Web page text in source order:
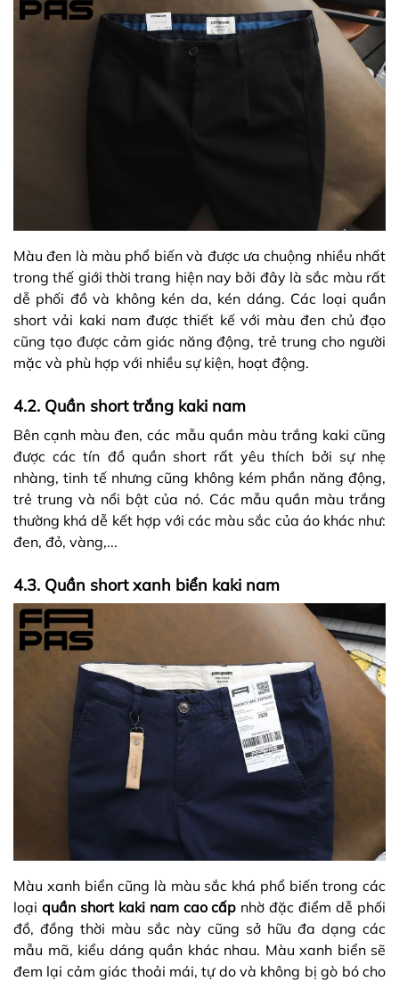
Màu đen là màu phổ biến và được ưa chuộng nhiều nhất
trong thế giới thời trang hiện nay bởi đây là sắc màu rất
dễ phối đồ và không kén da, kén dáng. Các loại quần
short vải kaki nam được thiết kế với màu đen chủ đạo
cũng tạo được cảm giác năng động, trẻ trung cho người
mặc và phù hợp với nhiều sự kiện, hoạt động.
4.2. Quần short trắng kaki nam
Bên cạnh màu đen, các mẫu quần màu trắng kaki cũng
được các tín đồ quần short rất yêu thích bởi sự nhẹ
nhàng, tinh tế nhưng cũng không kém phần năng động,
trẻ trung và nổi bật của nó. Các mẫu quần màu trắng
thường khá dễ kết hợp với các màu sắc của áo khác như:
đen, đỏ, vàng,...
4.3. Quần short xanh biển kaki nam
Màu xanh biển cũng là màu sắc khá phổ biến trong các
loại quần short kaki nam cao cấp nhờ đặc điểm dễ phối
đồ, đồng thời màu sắc này cũng sở hữu đa dạng các
mẫu mã, kiểu dáng quần khác nhau. Màu xanh biển sẽ
đem lại cảm giác thoải mái, tự do và không bị gò bó cho